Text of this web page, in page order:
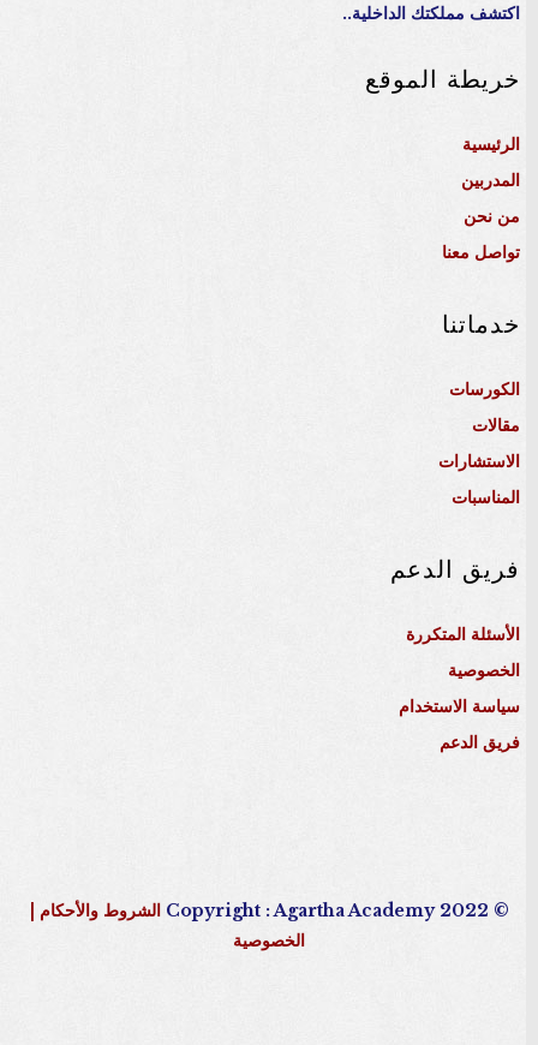
اكتشف مملكتك الداخلية..
خريطة الموقع
الرئيسية
المدربين
من نحن
تواصل معنا
خدماتنا
الكورسات
مقالات
الاستشارات
المناسبات
فريق الدعم
الأسئلة المتكررة
الخصوصية
سياسة الاستخدام
فريق الدعم
© 2022 Copyright : Agartha Academy الشروط والأحكام|
الخصوصية